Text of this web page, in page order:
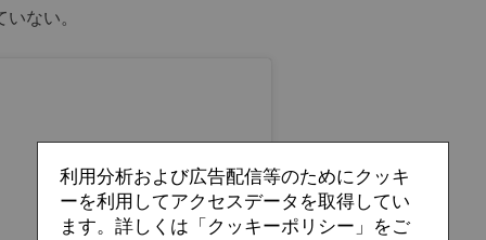
ない。
利用分析および広告配信等のためにクッキ
ーを利用してアクセスデータを取得してい
ます。詳しくは「クッキーポリシー」をご